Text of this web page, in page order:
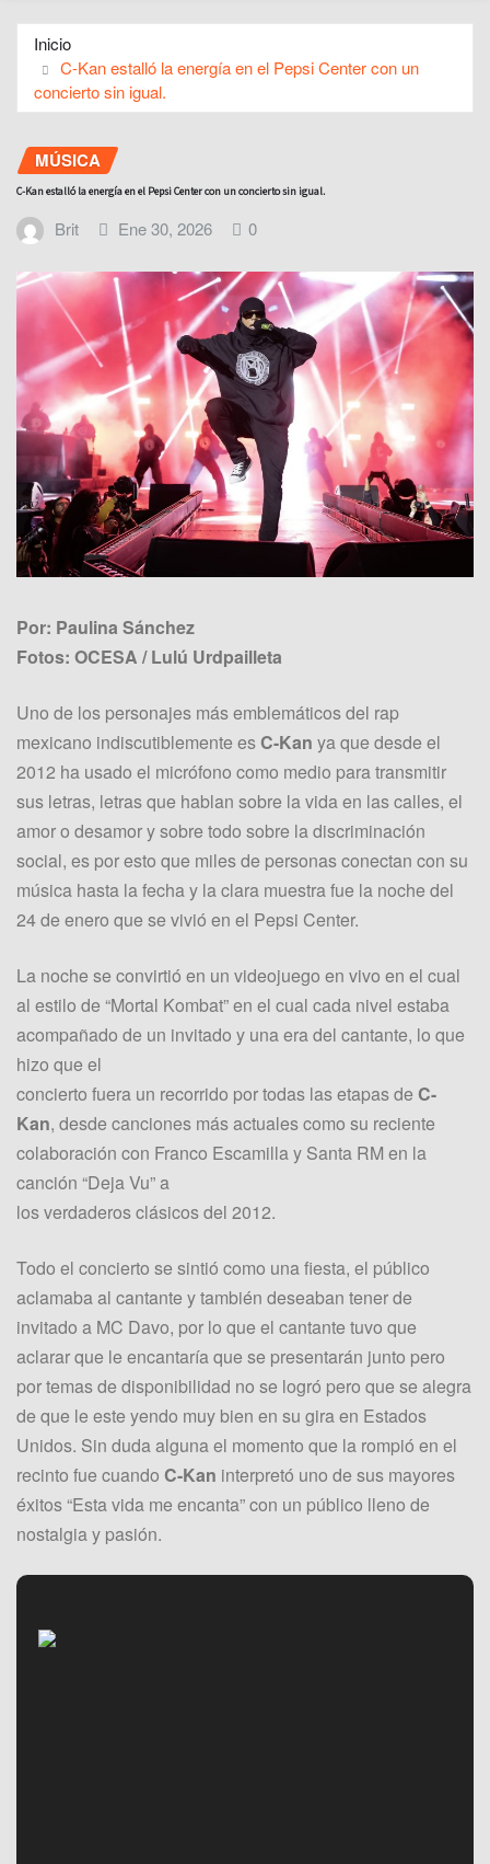
Inicio
C-Kan estalló la energía en el Pepsi Center con un
concierto sin igual.
MÚSICA
C-Kan estalló la energía en el Pepsi Center con un concierto sin igual.
Brit Ene 30, 2026 0
Por: Paulina Sánchez
Fotos: OCESA / Lulú Urdpailleta
Uno de los personajes más emblemáticos del rap
mexicano indiscutiblemente esC-Kan ya que desde el
2012 ha usado el micrófono como medio para transmitir
sus letras, letras que hablan sobre la vida en las calles, el
amor o desamor y sobre todo sobre la discriminación
social, es por esto que miles de personas conectan con su
música hasta la fecha y la clara muestra fue la noche del
24 de enero que se vivió en el Pepsi Center.
La noche se convirtió en un videojuego en vivo en el cual
al estilo de “Mortal Kombat” en el cual cada nivel estaba
acompañado de un invitado y una era del cantante, lo que
hizo que el
concierto fuera un recorrido por todas las etapas de C-
Kan, desde canciones más actuales como su reciente
colaboración con Franco Escamilla y Santa RM en la
canción “Deja Vu” a
los verdaderos clásicos del 2012.
Todo el concierto se sintió como una fiesta, el público
aclamaba al cantante y también deseaban tener de
invitado a MC Davo, por lo que el cantante tuvo que
aclarar que le encantaría que se presentarán junto pero
por temas de disponibilidad no se logró pero que se alegra
de que le este yendo muy bien en su gira en Estados
Unidos. Sin duda alguna el momento que la rompió en el
recinto fue cuando C-Kan interpretó uno de sus mayores
éxitos “Esta vida me encanta” con un público lleno de
nostalgia y pasión.